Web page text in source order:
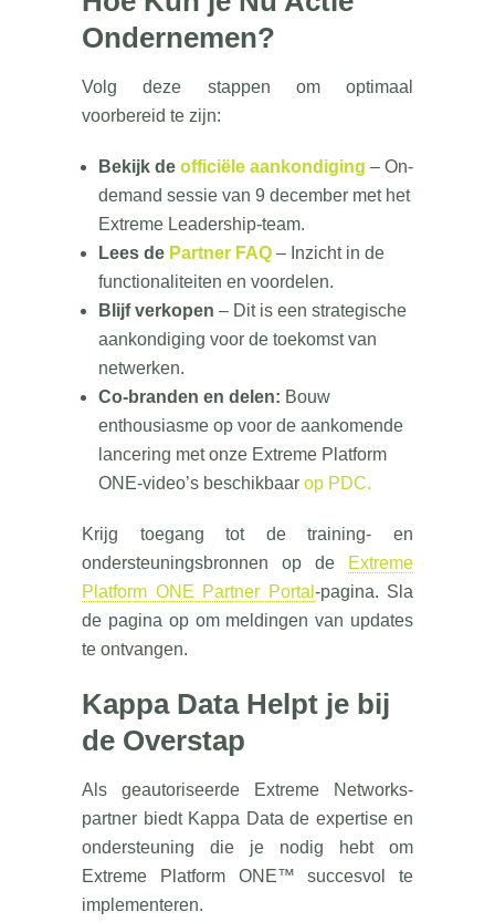
Ondernemen?
Volg deze stappen om optimaal
voorbereid te zijn:
Bekijk de officiële aankondiging – On-
demand sessie van 9 december met het
Extreme Leadership-team.
Lees de Partner FAQ – Inzicht in de
functionaliteiten en voordelen.
Blijf verkopen – Dit is een strategische
aankondiging voor de toekomst van
netwerken.
Co-branden en delen: Bouw
enthousiasme op voor de aankomende
lancering met onze Extreme Platform
ONE-video’s beschikbaar op PDC.
Krijg toegang tot de training- en
ondersteuningsbronnen op de
Extreme
Platform ONE Partner Portal -pagina. Sla
de pagina op om meldingen van updates
te ontvangen.
Kappa Data Helpt je bij
de Overstap
Als geautoriseerde Extreme Networks-
partner biedt Kappa Data de expertise en
ondersteuning die je nodig hebt om
Extreme Platform ONE™ succesvol te
implementeren.